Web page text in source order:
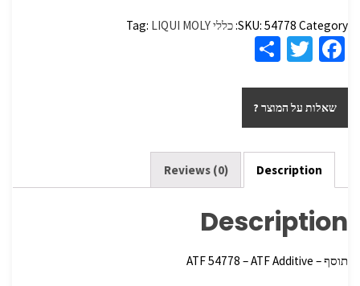
SKU: 54778 Category: כללי Tag: LIQUI MOLY
Fa
b
o
o
k
T
tt
er
ar
e
שאלות על המוצר ?
Description
Reviews (0)
Description
תוסף – ATF 54778 – ATF Additive